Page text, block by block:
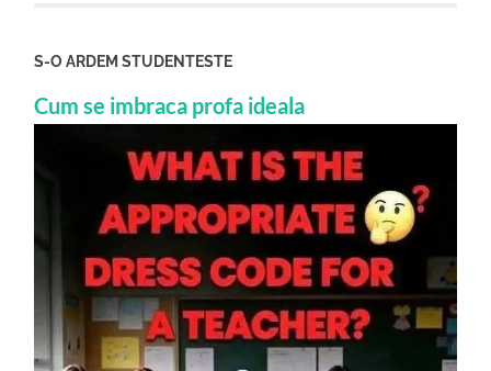
S-O ARDEM STUDENTESTE
Cum se imbraca profa ideala